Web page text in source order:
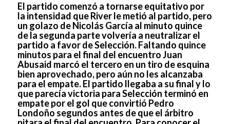
El partido comenzó a tornarse equitativo por
la intensidad que River le metió al partido, pero
un golazo de Nicolás García al minuto quince
de la segunda parte volvería a neutralizar el
partido a favor de Selección. Faltando quince
minutos para el final del encuentro Juan
Abusaid marcó el tercero en un tiro de esquina
bien aprovechado, pero aún no les alcanzaba
para el empate. El partido llegaba a su final y lo
que parecía victoria para Selección terminó en
empate por el gol que convirtió Pedro
Londoño segundos antes de que el árbitro